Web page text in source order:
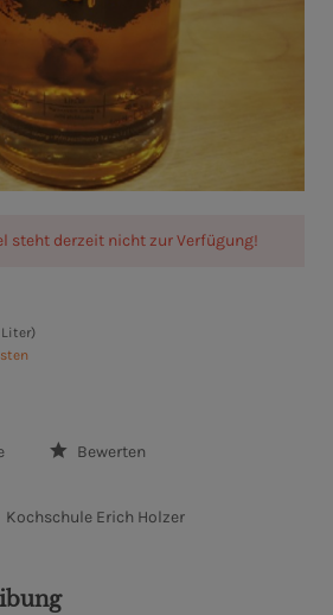
steht derzeit nicht zur Verfügung!
Bewerten
Kochschule Erich Holzer